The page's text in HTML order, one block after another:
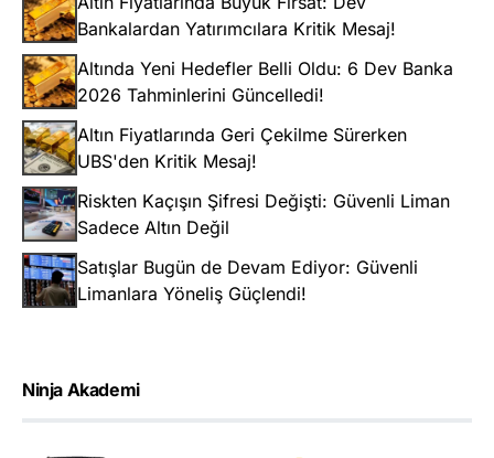
Bankalardan Yatırımcılara Kritik Mesaj!
Altında Yeni Hedefler Belli Oldu: 6 Dev Banka
2026 Tahminlerini Güncelledi!
Altın Fiyatlarında Geri Çekilme Sürerken
UBS'den Kritik Mesaj!
Riskten Kaçışın Şifresi Değişti: Güvenli Liman
Sadece Altın Değil
Satışlar Bugün de Devam Ediyor: Güvenli
Limanlara Yöneliş Güçlendi!
Ninja Akademi